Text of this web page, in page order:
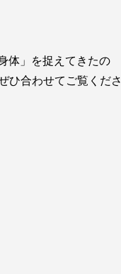
体」を捉えてきたの
ひ合わせてご覧くださ